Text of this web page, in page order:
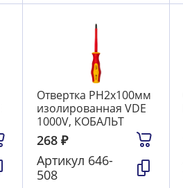
Отвертка PH2х100мм
изолированная VDE
1000V, КОБАЛЬТ
268₽
Артикул 646-
508